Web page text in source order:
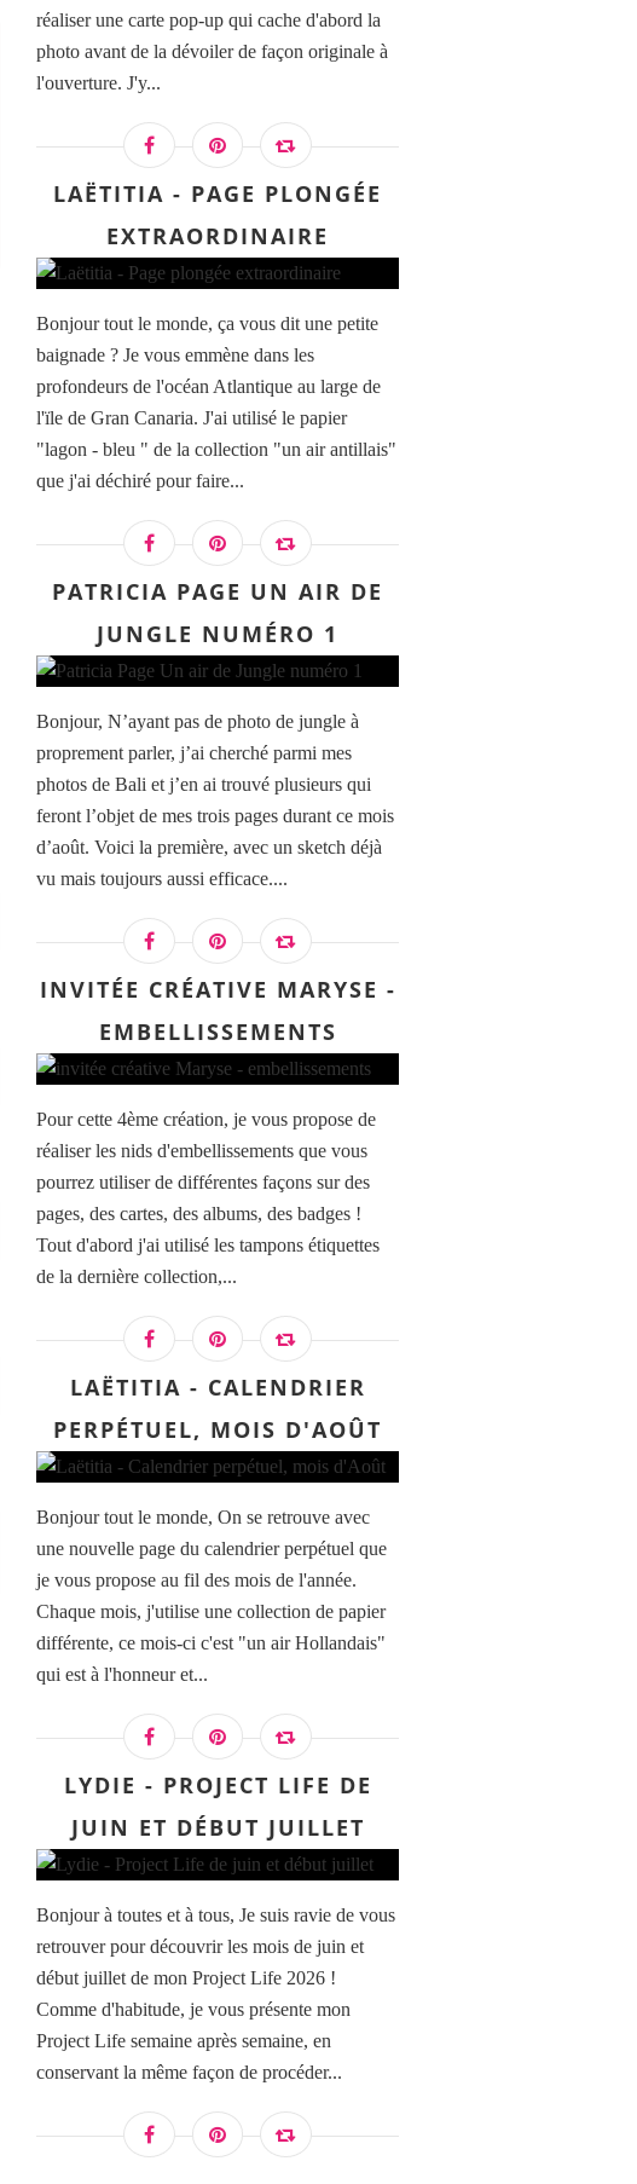
réaliser une carte pop-up qui cache d'abord la
photo avant de la dévoiler de façon originale à
l'ouverture. J'y...
LAËTITIA - PAGE PLONGÉE
EXTRAORDINAIRE
Bonjour tout le monde, ça vous dit une petite
baignade ? Je vous emmène dans les
profondeurs de l'océan Atlantique au large de
l'ïle de Gran Canaria. J'ai utilisé le papier
"lagon - bleu " de la collection "un air antillais"
que j'ai déchiré pour faire...
PATRICIA PAGE UN AIR DE
JUNGLE NUMÉRO 1
Bonjour, N’ayant pas de photo de jungle à
proprement parler, j’ai cherché parmi mes
photos de Bali et j’en ai trouvé plusieurs qui
feront l’objet de mes trois pages durant ce mois
d’août. Voici la première, avec un sketch déjà
vu mais toujours aussi efficace....
INVITÉE CRÉATIVE MARYSE -
EMBELLISSEMENTS
Pour cette 4ème création, je vous propose de
réaliser les nids d'embellissements que vous
pourrez utiliser de différentes façons sur des
pages, des cartes, des albums, des badges !
Tout d'abord j'ai utilisé les tampons étiquettes
de la dernière collection,...
LAËTITIA - CALENDRIER
PERPÉTUEL, MOIS D'AOÛT
Bonjour tout le monde, On se retrouve avec
une nouvelle page du calendrier perpétuel que
je vous propose au fil des mois de l'année.
Chaque mois, j'utilise une collection de papier
différente, ce mois-ci c'est "un air Hollandais"
qui est à l'honneur et...
LYDIE - PROJECT LIFE DE
JUIN ET DÉBUT JUILLET
Bonjour à toutes et à tous, Je suis ravie de vous
retrouver pour découvrir les mois de juin et
début juillet de mon Project Life 2026 !
Comme d'habitude, je vous présente mon
Project Life semaine après semaine, en
conservant la même façon de procéder...